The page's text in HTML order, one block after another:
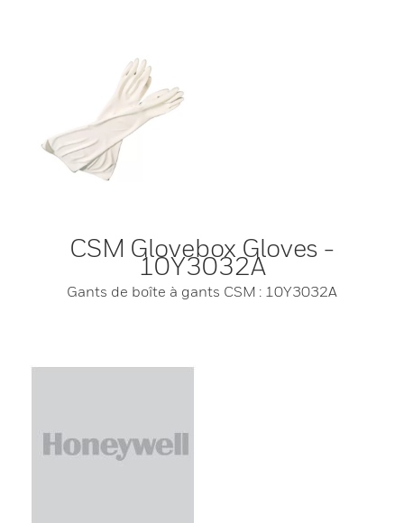
CSM Glovebox Gloves -
10Y3032A
Gants de boîte à gants CSM : 10Y3032A